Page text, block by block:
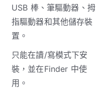
USB 棒、筆驅動器、拇
指驅動器和其他儲存裝
置。
只能在讀/寫模式下安
裝，並在Finder 中使
用。